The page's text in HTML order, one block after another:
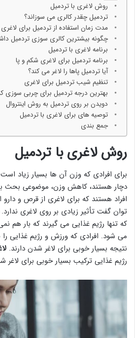
روش لاغری با تردمیل
تردمیل چقدر کالری می سوزاند؟
مدت زمان استفاده از تردمیل برای لاغری
چگونه بیشترین کالری سوزی تردمیل
برنامه لاغری با تردمیل
برنامه تردمیل برای لاغری شکم و پا
آیا تردمیل پاها را لاغر می کند؟
تنظیم شیب تردمیل برای لاغری
بهترین درجه تردمیل برای چربی سوزی
دویدن بر روی تردمیل به روش اینتروال
توصیه های برای لاغری با تردمیل
جمع بندی
روش لاغری با تردمیل
برای افرادی که وزن آن ها بسیار زیاد
دچار هستند، کاهش وزن، موضوعی بحث
افراد هستند که برای لاغری از قرص و
توان گفت تأثیر زیادی بر روی لاغری
که تنها رژیم غذایی می گیرند که بار هم
می شود. افرادی که ورزش و رژیم غذایی را
نتیجه بسیار خوبی برای لاغر شدن دارند.
رژیم غذایی ترکیب بسیار خوبی برای